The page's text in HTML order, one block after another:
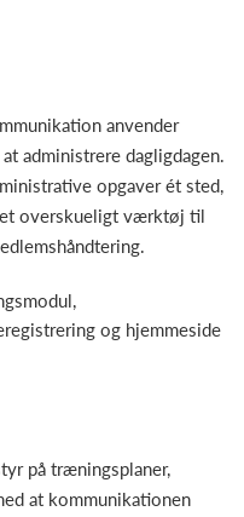
anvender
administrere dagligdagen.
opgaver ét sted,
overskueligt værktøj til
og hjemmeside
på træningsplaner,
at kommunikationen